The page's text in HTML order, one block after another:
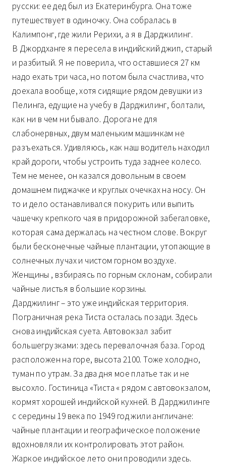
русски: ее дед был из Екатеринбурга. Она тоже
путешествует в одиночку. Она собралась в
Калимпонг, где жили Рерихи, а я в Дарджилинг.
В Джордханге я пересела в индийский джип, старый
и разбитый. Я не поверила, что оставшиеся 27 км
надо ехать три часа, но потом была счастлива, что
доехала вообще, хотя сидящие рядом девушки из
Пелинга, едущие на учебу в Дарджилинг, болтали,
как ни в чем ни бывало. Дорога не для
слабонервных, двум маленьким машинкам не
разъехаться. Удивляюсь, как наш водитель находил
край дороги, чтобы устроить туда заднее колесо.
Тем не менее, он казался довольным в своем
домашнем пиджачке и круглых очечках на носу. Он
то и дело останавливался покурить или выпить
чашечку крепкого чая в придорожной забегаловке,
которая сама держалась на честном слове. Вокруг
были бесконечные чайные плантации, утопающие в
солнечных лучах и чистом горном воздухе.
Женщины , взбираясь по горным склонам, собирали
чайные листья в большие корзины.
Дарджилинг – это уже индийская территория.
Пограничная река Тиста осталась позади. Здесь
снова индийская суета. Автовокзал забит
большегрузками: здесь перевалочная база. Город
расположен на горе, высота 2100. Тоже холодно,
туман по утрам. За два дня мое платье так и не
высохло. Гостиница «Тиста « рядом с автовокзалом,
кормят хорошей индийской кухней. В Дарджилинге
с середины 19 века по 1949 год жили англичане:
чайные плантации и географическое положение
вдохновляли их контролировать этот район.
Жаркое индийское лето они проводили здесь.